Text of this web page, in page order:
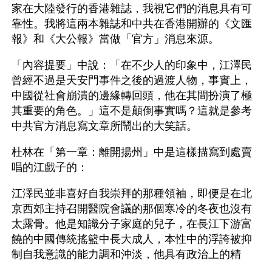
家在大陸發行的香港雜誌，我視它們的消息具有可
靠性。我將這兩本雜誌和中共在香港開辦的《文匯
報》和《大公報》當做「官方」消息來源。
「內容提要」中說：「在不少人的印象中，江澤民
曾經不過是天安門事件之後的過渡人物，事實上，
中國從社會崩潰的邊緣轉回頭，他在其間扮演了極
其重要的角色。」這不是顛倒事實嗎？這就是參考
中共官方消息寫文章所鬧出的大笑話。
杜林在「第一章：離開揚州」中是這樣描寫到處賣
唱的江戲子的：
江澤民並非喜好自我崇拜的那種領袖，即便是在北
京西郊主持召開醫院會議的那個寒冷的冬夜也沒有
太露骨。他是知識分子家庭的兒子，在長江下游富
饒的中國傳統搖籃中長大成人，本性中的浮誇被抑
制自我意識的能力調和沖淡，他具有政治上的精